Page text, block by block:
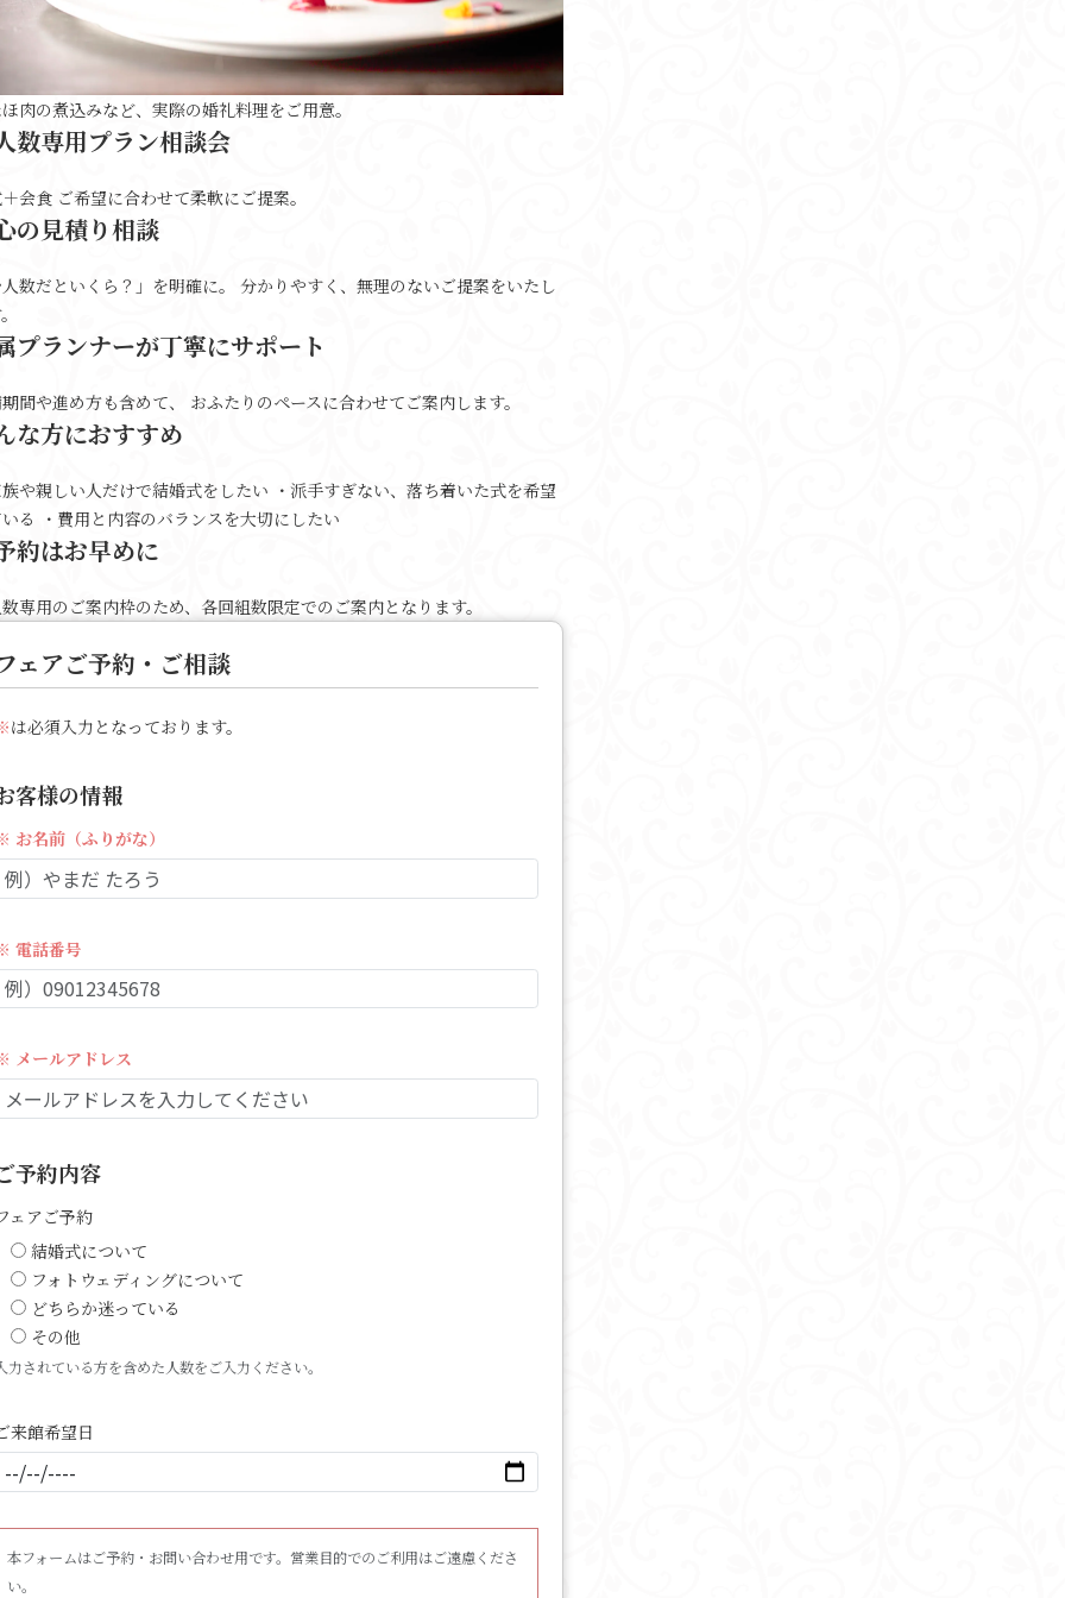
肉の煮込みなど、実際の婚礼料理をご用意。
数専用プラン相談会
会食 ご希望に合わせて柔軟にご提案。
の見積り相談
数だといくら？」を明確に。 分かりやすく、無理のないご提案をいたし
プランナーが丁寧にサポート
間や進め方も含めて、 おふたりのペースに合わせてご案内します。
な方におすすめ
や親しい人だけで結婚式をしたい ・派手すぎない、落ち着いた式を希望
る ・費用と内容のバランスを大切にしたい
約はお早めに
専用のご案内枠のため、各回組数限定でのご案内となります。
ェアご予約・ご相談
は必須入力となっております。
客様の情報
お名前（ふりがな）
電話番号
メールアドレス
予約内容
ェアご予約
結婚式について
フォトウェディングについて
どちらか迷っている
その他
力されている方を含めた人数をご入力ください。
来館希望日
本フォームはご予約・お問い合わせ用です。営業目的でのご利用はご遠慮くださ
い。